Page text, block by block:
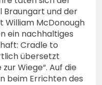
Braungart und der
William McDonough
ein nachhaltiges
Cradle to
übersetzt
Wiege“. Auf die
beim Errichten des